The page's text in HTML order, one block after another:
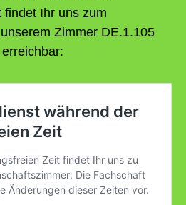
findet Ihr uns zum
Zimmer DE.1.105